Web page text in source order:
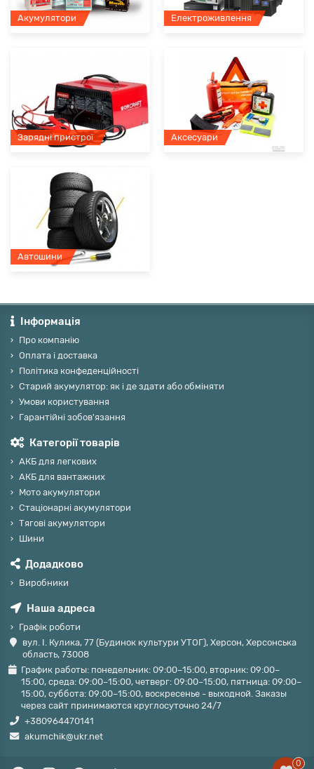
Акумулятори Електроживлення
Зарядні пристрої Аксесуари
Автошини
Інформація
Про компанію
Оплата і доставка
Політика конфеденційності
Старий акумулятор: як і де здати або обміняти
Умови користування
Гарантійні зобов'язання
Категорії товарів
АКБ для легкових
АКБ для вантажних
Мото акумулятори
Стаціонарні акумулятори
Тягові акумулятори
Шини
Додадково
Виробники
Наша адреса
Графік роботи
вул. І. Кулика, 77 (Будинок культури УТОГ), Херсон, Херсонська
область, 73008
График работы: понедельник: 09:00–15:00, вторник: 09:00–
15:00, среда: 09:00–15:00, четверг: 09:00–15:00, пятница: 09:00–
15:00, суббота: 09:00–15:00, воскресенье - выходной. Заказы
через сайт принимаются круглосуточно 24/7
+380964470141
akumchik@ukr.net
0